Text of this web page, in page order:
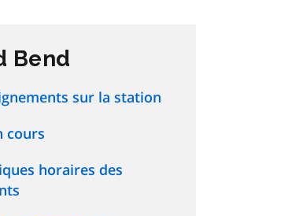
Bend
sur la station
cours
horaires des